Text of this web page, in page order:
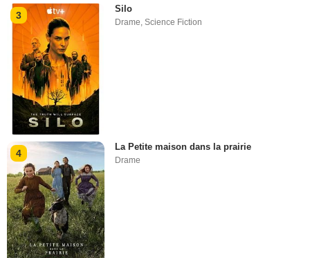
3
Silo
Drame,Science Fiction
4
La Petite maison dans la prairie
Drame